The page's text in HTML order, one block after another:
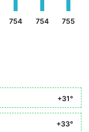
754 754 755
+31°
+33°